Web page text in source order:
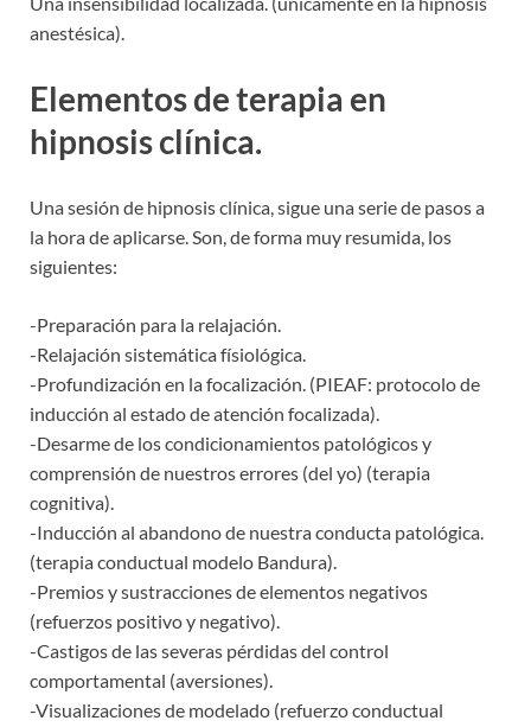
anestésica).
Elementos de terapia en
hipnosis clínica.
Una sesión de hipnosis clínica, sigue una serie de pasos a
la hora de aplicarse. Son, de forma muy resumida, los
siguientes:
-Preparación para la relajación.
-Relajación sistemática físiológica.
-Profundización en la focalización. (PIEAF: protocolo de
inducción al estado de atención focalizada).
-Desarme de los condicionamientos patológicos y
comprensión de nuestros errores (del yo) (terapia
cognitiva).
-Inducción al abandono de nuestra conducta patológica.
(terapia conductual modelo Bandura).
-Premios y sustracciones de elementos negativos
(refuerzos positivo y negativo).
-Castigos de las severas pérdidas del control
comportamental (aversiones).
-Visualizaciones de modelado (refuerzo conductual